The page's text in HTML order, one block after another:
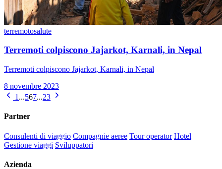
terremotosalute
Terremoti colpiscono Jajarkot, Karnali, in Nepal
Terremoti colpiscono Jajarkot, Karnali, in Nepal
8 novembre 2023
1 ...567...23
Partner
Consulenti di viaggio Compagnie aeree Tour operator Hotel
Gestione viaggi Sviluppatori
Azienda